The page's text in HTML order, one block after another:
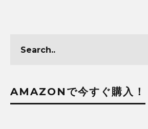
AMAZONで今すぐ購入！